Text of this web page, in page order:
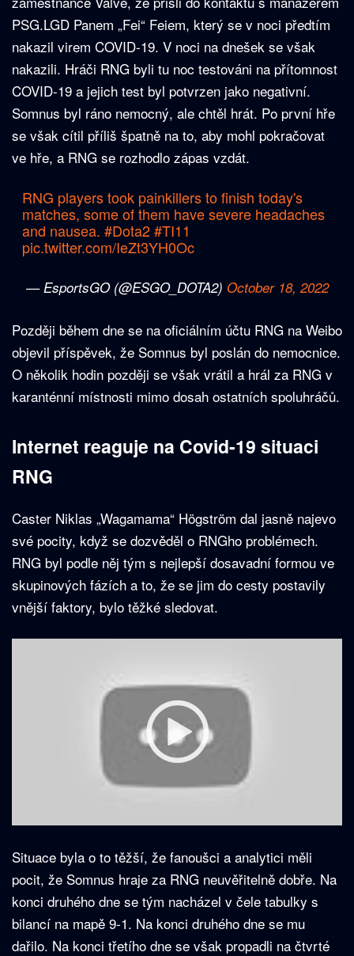
PSG.LGD Panem „Fei“ Feiem, který se v noci předtím
nakazil virem COVID-19. V noci na dnešek se však
nakazili. Hráči RNG byli tu noc testováni na přítomnost
COVID-19 a jejich test byl potvrzen jako negativní.
Somnus byl ráno nemocný, ale chtěl hrát. Po první hře
se však cítil příliš špatně na to, aby mohl pokračovat
ve hře, a RNG se rozhodlo zápas vzdát.
RNG players took painkillers to finish today's
matches, some of them have severe headaches
and nausea. #Dota2 #TI11
pic.twitter.com/IeZt3YH0Oc
— EsportsGO (@ESGO_DOTA2) October 18, 2022
Později během dne se na oficiálním účtu RNG na Weibo
objevil příspěvek, že Somnus byl poslán do nemocnice.
O několik hodin později se však vrátil a hrál za RNG v
karanténní místnosti mimo dosah ostatních spoluhráčů.
Internet reaguje na Covid-19 situaci
RNG
Caster Niklas „Wagamama“ Högström dal jasně najevo
své pocity, když se dozvěděl o RNGho problémech.
RNG byl podle něj tým s nejlepší dosavadní formou ve
skupinových fázích a to, že se jim do cesty postavily
vnější faktory, bylo těžké sledovat.
Situace byla o to těžší, že fanoušci a analytici měli
pocit, že Somnus hraje za RNG neuvěřitelně dobře. Na
konci druhého dne se tým nacházel v čele tabulky s
bilancí na mapě 9-1. Na konci druhého dne se mu
dařilo. Na konci třetího dne se však propadli na čtvrté